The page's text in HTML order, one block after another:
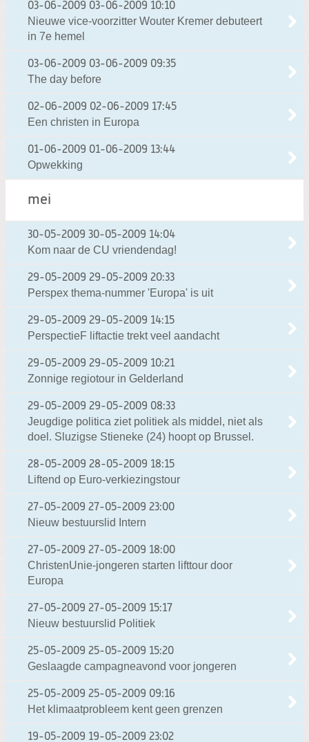
03-06-2009 03-06-2009 10:10
Nieuwe vice-voorzitter Wouter Kremer debuteert
in 7e hemel
03-06-2009 03-06-2009 09:35
The day before
02-06-2009 02-06-2009 17:45
Een christen in Europa
01-06-2009 01-06-2009 13:44
Opwekking
mei
30-05-2009 30-05-2009 14:04
Kom naar de CU vriendendag!
29-05-2009 29-05-2009 20:33
Perspex thema-nummer 'Europa' is uit
29-05-2009 29-05-2009 14:15
PerspectieF liftactie trekt veel aandacht
29-05-2009 29-05-2009 10:21
Zonnige regiotour in Gelderland
29-05-2009 29-05-2009 08:33
Jeugdige politica ziet politiek als middel, niet als
doel. Sluzigse Stieneke (24) hoopt op Brussel.
28-05-2009 28-05-2009 18:15
Liftend op Euro-verkiezingstour
27-05-2009 27-05-2009 23:00
Nieuw bestuurslid Intern
27-05-2009 27-05-2009 18:00
ChristenUnie-jongeren starten lifttour door
Europa
27-05-2009 27-05-2009 15:17
Nieuw bestuurslid Politiek
25-05-2009 25-05-2009 15:20
Geslaagde campagneavond voor jongeren
25-05-2009 25-05-2009 09:16
Het klimaatprobleem kent geen grenzen
19-05-2009 19-05-2009 23:02